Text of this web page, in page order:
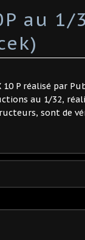
au 1/
P réalisé par
au 1/32,
sont de